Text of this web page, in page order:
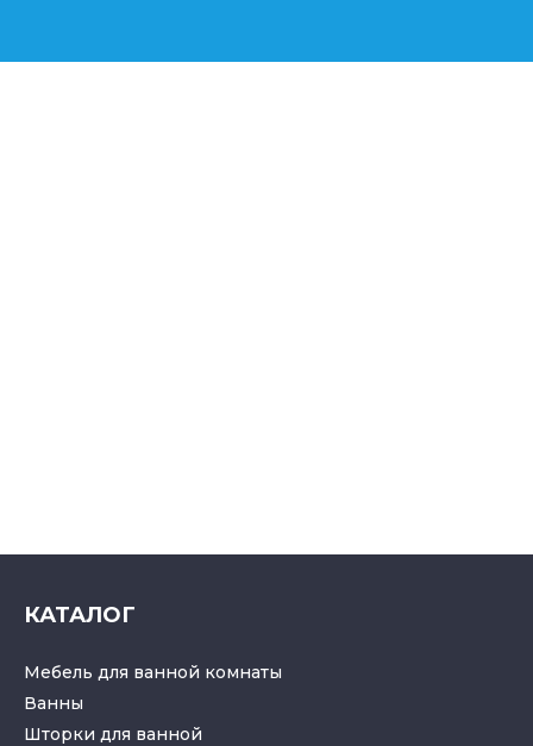
КАТАЛОГ
Мебель для ванной комнаты
Ванны
Шторки для ванной